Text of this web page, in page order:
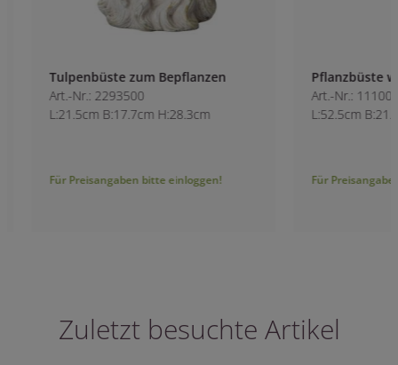
Tulpenbüste zum Bepflanzen
Art.-Nr.: 2293500
L:21.5cm B:17.7cm H:28.3cm
Für Preisangaben bitte einloggen!
Pflanzbüste
Art.-Nr.: 1110000
L:52.5cm
Für Preisangaben
Zuletzt besuchte Artikel